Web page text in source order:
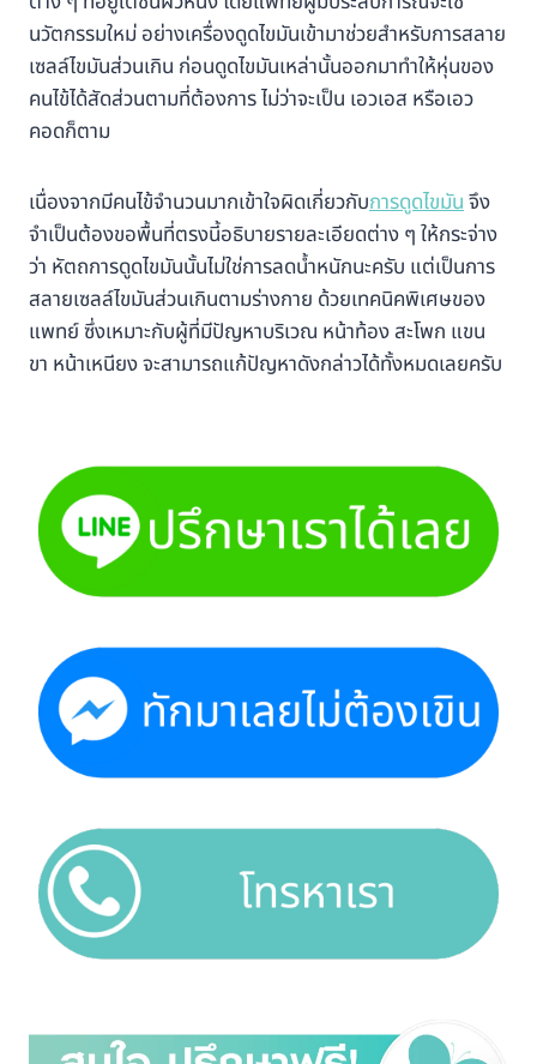
นวัตกรรมใหม่ อย่างเครื่องดูดไขมันเข้ามาช่วยสำหรับการสลาย
เซลล์ไขมันส่วนเกิน ก่อนดูดไขมันเหล่านั้นออกมาทำให้หุ่นของ
คนไข้ได้สัดส่วนตามที่ต้องการ ไม่ว่าจะเป็น เอวเอส หรือเอว
คอดก็ตาม
เนื่องจากมีคนไข้จำนวนมากเข้าใจผิดเกี่ยวกับการดูดไขมันจึง
จำเป็นต้องขอพื้นที่ตรงนี้อธิบายรายละเอียดต่าง ๆ ให้กระจ่าง
ว่า หัตถการดูดไขมันนั้นไม่ใช่การลดน้ำหนักนะครับ แต่เป็นการ
สลายเซลล์ไขมันส่วนเกินตามร่างกาย ด้วยเทคนิคพิเศษของ
แพทย์ ซึ่งเหมาะกับผู้ที่มีปัญหาบริเวณ หน้าท้อง สะโพก แขน
ขา หน้าเหนียง จะสามารถแก้ปัญหาดังกล่าวได้ทั้งหมดเลยครับ